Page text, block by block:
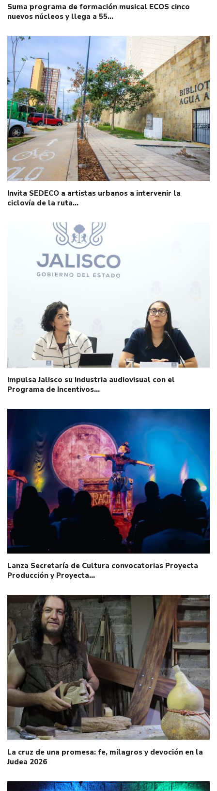
Suma programa de formación musical ECOS cinco
nuevos núcleos y llega a 55…
Invita SEDECO a artistas urbanos a intervenir la
ciclovía de la ruta…
Impulsa Jalisco su industria audiovisual con el
Programa de Incentivos…
Lanza Secretaría de Cultura convocatorias Proyecta
Producción y Proyecta…
La cruz de una promesa: fe, milagros y devoción en la
Judea 2026